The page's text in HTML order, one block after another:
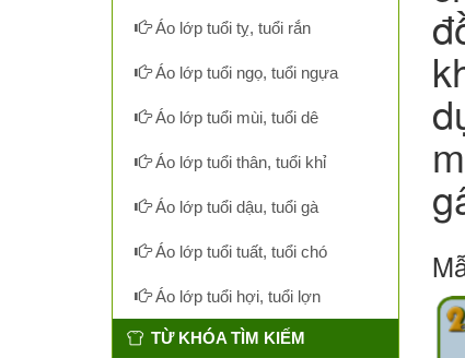
Áo lớp tuổi tỵ, tuổi rắn
Áo lớp tuổi ngọ, tuổi ngựa
Áo lớp tuổi mùi, tuổi dê
Áo lớp tuổi thân, tuổi khỉ
Áo lớp tuổi dậu, tuổi gà
Áo lớp tuổi tuất, tuổi chó
Áo lớp tuổi hợi, tuổi lợn
TỪ KHÓA TÌM KIẾM